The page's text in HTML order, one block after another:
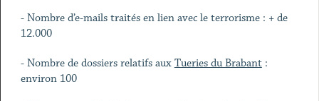
- Nombre d’e-mails traités en lien avec le terrorisme : + de
12.000
- Nombre de dossiers relatifs aux Tueries du Brabant:
environ 100